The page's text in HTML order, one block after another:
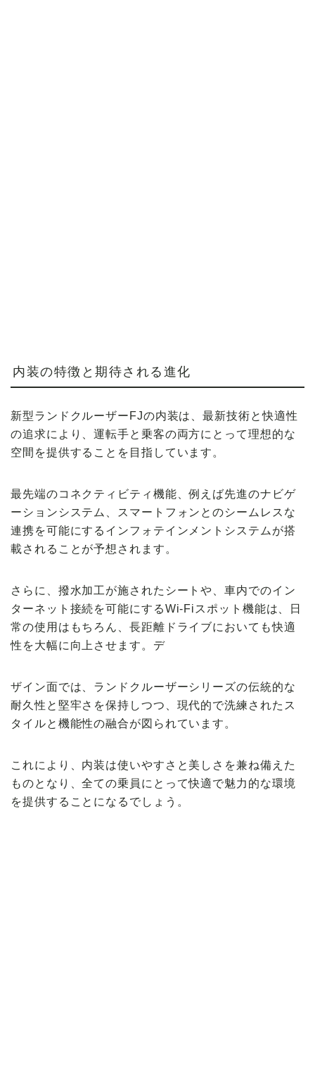
内装の特徴と期待される進化
新型ランドクルーザーFJの内装は、最新技術と快適性
の追求により、運転手と乗客の両方にとって理想的な
空間を提供することを目指しています。
最先端のコネクティビティ機能、例えば先進のナビゲ
ーションシステム、スマートフォンとのシームレスな
連携を可能にするインフォテインメントシステムが搭
載されることが予想されます。
さらに、撥水加工が施されたシートや、車内でのイン
ターネット接続を可能にするWi-Fiスポット機能は、日
常の使用はもちろん、長距離ドライブにおいても快適
性を大幅に向上させます。デ
ザイン面では、ランドクルーザーシリーズの伝統的な
耐久性と堅牢さを保持しつつ、現代的で洗練されたス
タイルと機能性の融合が図られています。
これにより、内装は使いやすさと美しさを兼ね備えた
ものとなり、全ての乗員にとって快適で魅力的な環境
を提供することになるでしょう。